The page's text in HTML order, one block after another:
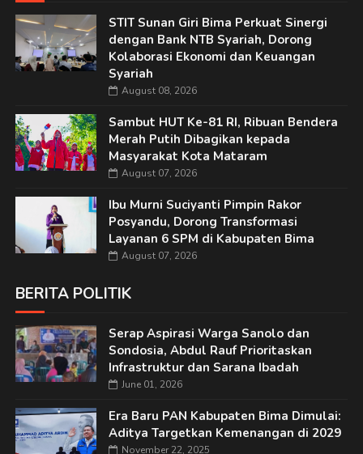
STIT Sunan Giri Bima Perkuat Sinergi
dengan Bank NTB Syariah, Dorong
Kolaborasi Ekonomi dan Keuangan
Syariah
August 08, 2026
Sambut HUT Ke-81 RI, Ribuan Bendera
Merah Putih Dibagikan kepada
Masyarakat Kota Mataram
August 07, 2026
Ibu Murni Suciyanti Pimpin Rakor
Posyandu, Dorong Transformasi
Layanan 6 SPM di Kabupaten Bima
August 07, 2026
BERITA POLITIK
Serap Aspirasi Warga Sanolo dan
Sondosia, Abdul Rauf Prioritaskan
Infrastruktur dan Sarana Ibadah
June 01, 2026
Era Baru PAN Kabupaten Bima Dimulai:
Aditya Targetkan Kemenangan di 2029
November 22, 2025